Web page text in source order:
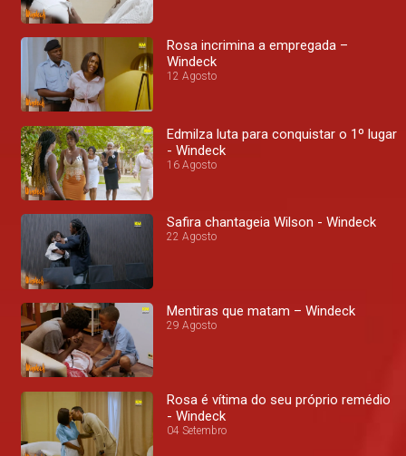
Rosa incrimina a empregada –
Windeck
12 Agosto
Edmilza luta para conquistar o 1º lugar
- Windeck
16 Agosto
Safira chantageia Wilson - Windeck
22 Agosto
Mentiras que matam – Windeck
29 Agosto
Rosa é vítima do seu próprio remédio
- Windeck
04 Setembro